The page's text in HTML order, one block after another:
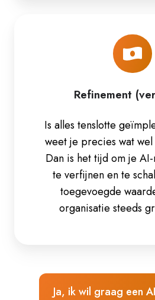
Refinement
Is alles tenslotte
weet je precies wat
Dan is het tijd om je
te verfijnen en te
toegevoegde
organisatie steeds
Ja, ik wil graag een